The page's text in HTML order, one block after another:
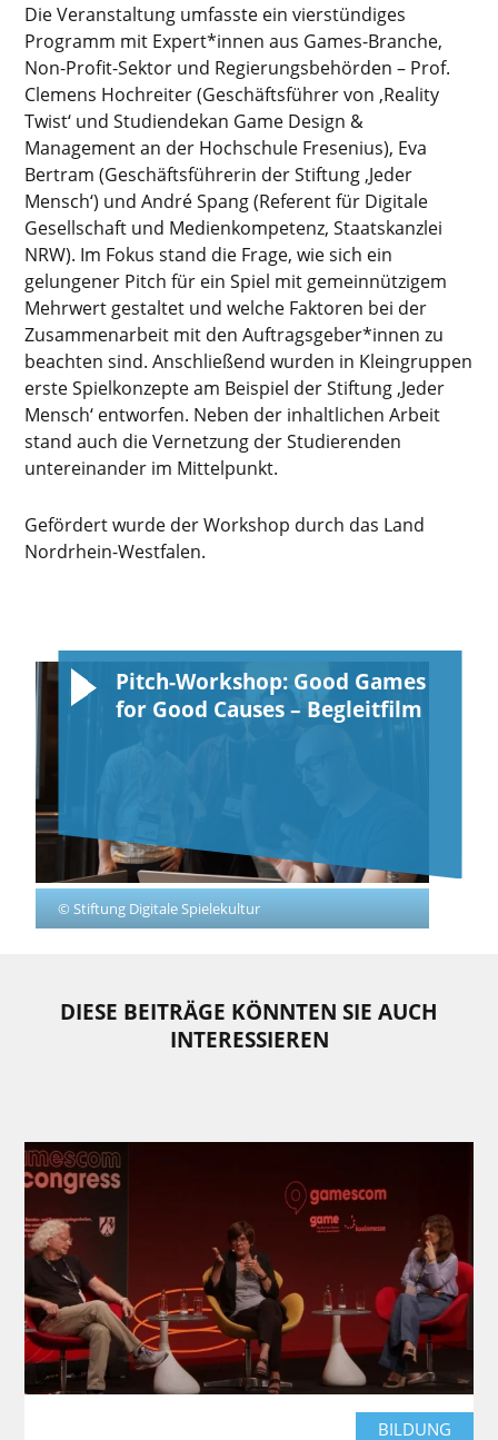
Die Veranstaltung umfasste ein vierstündiges
Programm mit Expert*innen aus Games-Branche,
Non-Profit-Sektor und Regierungsbehörden – Prof.
Clemens Hochreiter (Geschäftsführer von ‚Reality
Twist‘ und Studiendekan Game Design &
Management an der Hochschule Fresenius), Eva
Bertram (Geschäftsführerin der Stiftung ‚Jeder
Mensch‘) und André Spang (Referent für Digitale
Gesellschaft und Medienkompetenz, Staatskanzlei
NRW). Im Fokus stand die Frage, wie sich ein
gelungener Pitch für ein Spiel mit gemeinnützigem
Mehrwert gestaltet und welche Faktoren bei der
Zusammenarbeit mit den Auftragsgeber*innen zu
beachten sind. Anschließend wurden in Kleingruppen
erste Spielkonzepte am Beispiel der Stiftung ‚Jeder
Mensch‘ entworfen. Neben der inhaltlichen Arbeit
stand auch die Vernetzung der Studierenden
untereinander im Mittelpunkt.
Gefördert wurde der Workshop durch das Land
Nordrhein-Westfalen.
© Stiftung Digitale Spielekultur
Pitch-Workshop: Good Games
for Good Causes – Begleitfilm
DIESE BEITRÄGE KÖNNTEN SIE AUCH
INTERESSIEREN
BILDUNG